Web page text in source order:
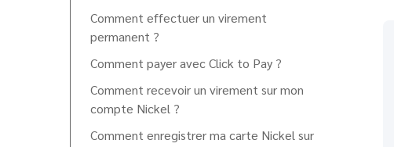
Comment effectuer un virement
permanent ?
Comment payer avec Click to Pay ?
Comment recevoir un virement sur mon
compte Nickel ?
Comment enregistrer ma carte Nickel sur